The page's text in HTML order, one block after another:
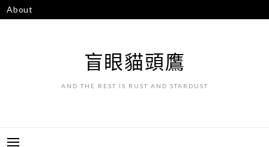
跳
至
About
盲眼貓頭鷹
AND THE REST IS RUST AND STARDUST